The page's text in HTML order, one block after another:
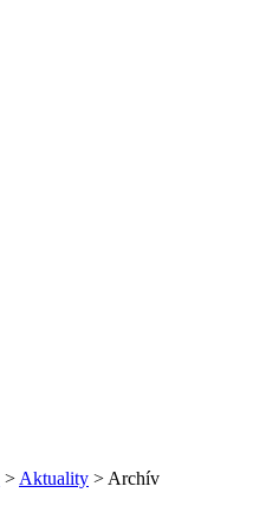
> Aktuality > Archív